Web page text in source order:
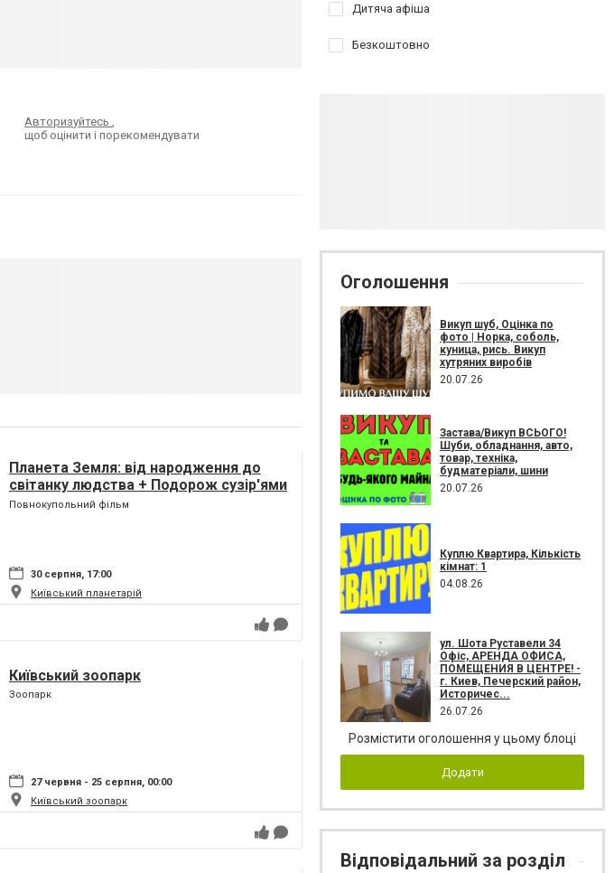
Авторизуйтесь,
щоб оцінити і порекомендувати
Планета Земля: від народження до
світанку людства + Подорож сузір'ями
(класична програма)
Повнокупольний фільм
30 серпня, 17:00
Київський планетарій
Київський зоопарк
Зоопарк
27 червня - 25 серпня, 00:00
Київський зоопарк
Дитяча афіша
Безкоштовно
Оголошення
Викуп шуб, Оцінка по
фото | Норка, соболь,
куница, рись. Викуп
хутряних виробів
20.07.26
Застава/Викуп ВСЬОГО!
Шуби, обладнання, авто,
товар, техніка,
будматеріали, шини
20.07.26
Куплю Квартира, Кількість
кімнат: 1
04.08.26
ул. Шота Руставели 34
Офіс, АРЕНДА ОФИСА,
ПОМЕЩЕНИЯ В ЦЕНТРЕ! -
г. Киев, Печерский район,
Историчес...
26.07.26
Розмістити оголошення у цьому блоці
Додати
Відповідальний за розділ